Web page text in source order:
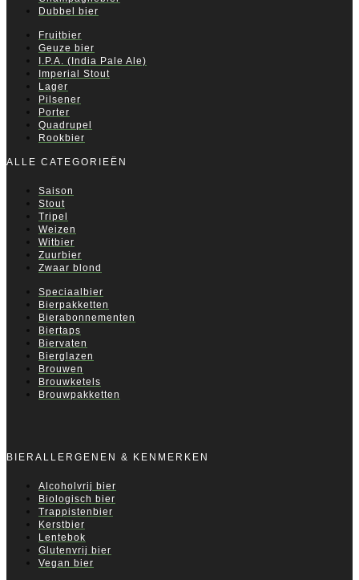
Dubbel bier
Fruitbier
Geuze bier
I.P.A. (India Pale Ale)
Imperial Stout
Lager
Pilsener
Porter
Quadrupel
Rookbier
ALLE CATEGORIEËN
Saison
Stout
Tripel
Weizen
Witbier
Zuurbier
Zwaar blond
Speciaalbier
Bierpakketten
Bierabonnementen
Biertaps
Biervaten
Bierglazen
Brouwen
Brouwketels
Brouwpakketten
BIERALLERGENEN & KENMERKEN
Alcoholvrij bier
Biologisch bier
Trappistenbier
Kerstbier
Lentebok
Glutenvrij bier
Vegan bier